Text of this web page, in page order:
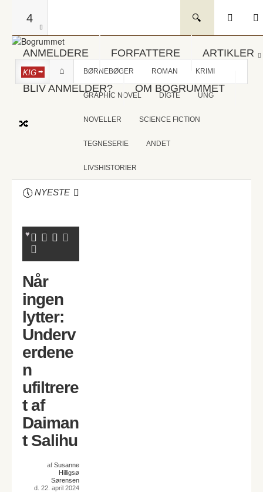
4
ANMELDERE FORFATTERE ARTIKLER
BLIV ANMELDER? OM BOGRUMMET
KIG BØRNEBØGER ROMAN KRIMI
GRAPHIC NOVEL DIGTE UNG
NOVELLER SCIENCE FICTION
TEGNESERIE ANDET
LIVSHISTORIER
NYESTE
Når
ingen
lytter:
Underv
erdene
n
ufiltrere
t af
Daiman
t Salihu
af Susanne
Hilligsø
Sørensen
d. 22. april 2024